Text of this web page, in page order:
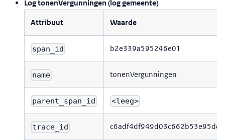
Log tonenVergunningen (log gemeente)
Attribuut Waarde
span_id b2e339a595246e01
name tonenVergunningen
parent_span_id <leeg>
trace_id